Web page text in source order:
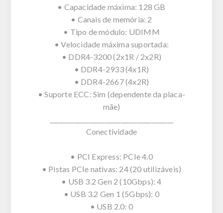
• Capacidade máxima: 128 GB
• Canais de memória: 2
• Tipo de módulo: UDIMM
• Velocidade máxima suportada:
• DDR4-3200 (2x1R / 2x2R)
• DDR4-2933 (4x1R)
• DDR4-2667 (4x2R)
• Suporte ECC: Sim (dependente da placa-
mãe)
Conectividade
• PCI Express: PCIe 4.0
• Pistas PCIe nativas: 24 (20 utilizáveis)
• USB 3.2 Gen 2 (10Gbps): 4
• USB 3.2 Gen 1 (5Gbps): 0
• USB 2.0: 0